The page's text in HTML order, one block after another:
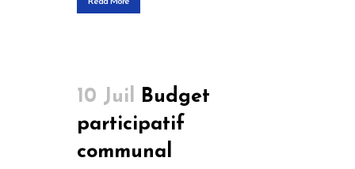
10 Juil Budget
participatif
communal